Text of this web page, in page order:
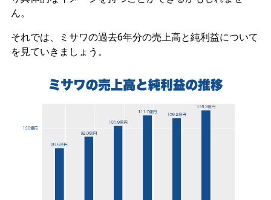
ん。
それでは、ミサワの過去6年分の売上高と純利益について
を見ていきましょう。